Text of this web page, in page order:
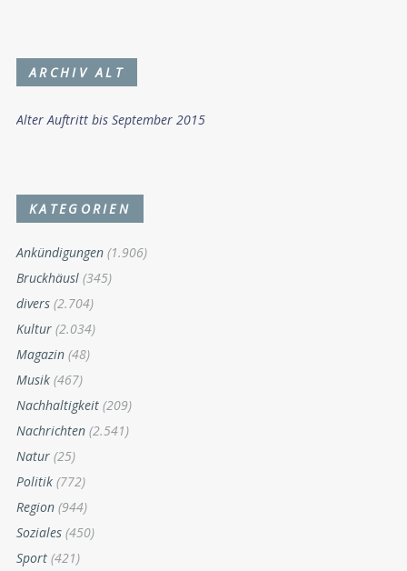
August 7, 2026
„Wir für Wörgl“ kritisiert Rauswurf der Ehrenamts-
koordinatorin
Juli 30, 2026
ARCHIV ALT
Alter Auftritt bis September 2015
KATEGORIEN
Ankündigungen
Bruckhäusl(345)
divers(2.704)
Kultur(2.034)